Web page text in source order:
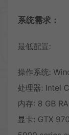
系统需求：
最低配置:
操作系统:
处理器: Intel
内存: 8 GB
显卡: GTX